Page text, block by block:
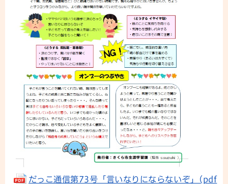
だっこ通信第73号「言いなりにならないぞ」(pdf